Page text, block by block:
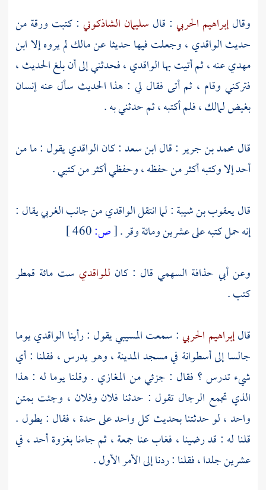
وقالإبراهيم الحربي : قال سليمان الشاذكوني : كتبت ورقة من
حديثالواقدي ، وجعلت فيها حديثا عنمالكلم يروه إلاابن
مهديعنه ، ثم أتيت بهاالواقدي، فحدثني إلى أن بلغ الحديث ،
فتركني وقام ، ثم أتى فقال لي : هذا الحديث سأل عنه إنسان
بغيض لمالك ، فلم أكتبه ، ثم حدثني به .
قالمحمد بن جرير: قالابن سعد: كانالواقدييقول : ما من
أحد إلا وكتبه أكثر من حفظه ، وحفظي أكثر من كتبي .
قاليعقوب بن شيبة: لما انتقلالواقديمن جانب الغربي يقال :
إنه حمل كتبه على عشرين ومائة وقر .[ص:
وعنأبي حذافة السهمي قال : كان للواقدي ست مائة قمطر
كتب .
قالإبراهيم الحربي: سمعتالمسيبييقول : رأينا الواقدييوما
جالسا إلى أسطوانة في مسجدالمدينة، وهو يدرس ، فقلنا : أي
شيء تدرس ؟ فقال : جزئي من المغازي . وقلنا يوما له : هذا
الذي تجمع الرجال تقول : حدثنا فلان وفلان ، وجئت بمتن
واحد ، لو حدثتنا بحديث كل واحد على حدة ، فقال : يطول .
قلنا له : قد رضينا ، فغاب عنا جمعة ، ثم جاءنا بغزوة أحد ، في
عشرين جلدا ، فقلنا : ردنا إلى الأمر الأول .